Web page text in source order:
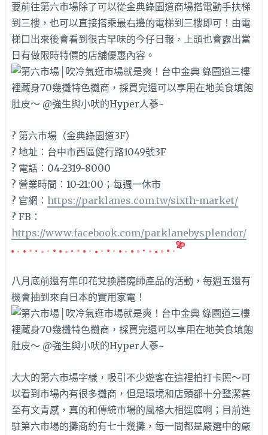
要前往第六市場除了可以從金典綠園道商場搭電動手扶梯
到三樓，也可以直接搭乘最右邊的電梯到三樓即可！由電
梯口出來後會看到很古早味的今仔日報，上頭也會露出當
日有做限時特價的店舖優惠內容。
? 第六市場（金典綠園道3F）
? 地址：台中市西區健行路1049號3F
? 電話：04-2319-8000
? 營業時間：10-21:00；每週一休市
? 官網： https://parklanes.com.tw/sixth-market/
? FB：
https://www.facebook.com/parklanebysplendor/
八月底前還有集印花兌換膳魔師產品的活動，每週五還有
機會抽到來自日本的實用家電！
大大的第六市場字樣，吸引不少遊客在這裡拍打卡照～可
以看到市場內有很多攤商，但是環境和店頭都十分整潔甚
至有文青感，真的和傳統市場的風格大相逕庭啊；目前進
駐第六市場的攤商約有七十幾攤，每一間都是嚴選中的嚴